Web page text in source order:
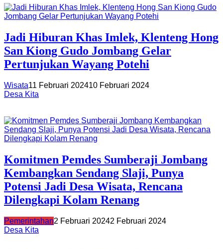
Jadi Hiburan Khas Imlek, Klenteng Hong
San Kiong Gudo Jombang Gelar
Pertunjukan Wayang Potehi
Wisata11 Februari 202410 Februari 2024
Desa Kita
Komitmen Pemdes Sumberaji Jombang
Kembangkan Sendang Slaji, Punya
Potensi Jadi Desa Wisata, Rencana
Dilengkapi Kolam Renang
Pemerintahan2 Februari 20242 Februari 2024
Desa Kita